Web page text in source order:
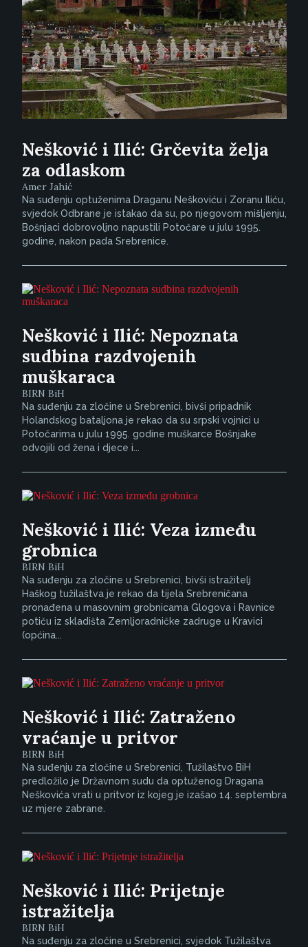
Nešković i Ilić: Grčevita želja
za odlaskom
Amer Jahić
Na suđenju optuženima Draganu Neškoviću i Zoranu Iliću,
svjedok Odbrane je istakao da su, po njegovom mišljenju,
Bošnjaci dobrovoljno napustili Potočare u julu 1995.
godine, nakon pada Srebrenice.
Nešković i Ilić: Nepoznata
sudbina razdvojenih
muškaraca
BIRN BiH
Na suđenju za zločine u Srebrenici, bivši pripadnik
Holandskog bataljona je rekao da su srpski vojnici u
Potočarima u julu 1995. godine muškarce Bošnjake
odvojili od žena i djece i...
Nešković i Ilić: Veza između
grobnica
BIRN BiH
Na suđenju za zločine u Srebrenici, bivši istražitelj
Haškog tužilaštva je rekao da tijela Srebreničana
pronađena u masovnim grobnicama Glogova i Ravnice
potiču iz skladišta Zemljoradničke zadruge u Kravici
(općina...
Nešković i Ilić: Zatraženo
vraćanje u pritvor
BIRN BiH
Na suđenju za zločine u Srebrenici, Tužilaštvo BiH
predložilo je Državnom sudu da optuženog Dragana
Neškovića vrati u pritvor iz kojeg je izašao 14. septembra
uz mjere zabrane.
Nešković i Ilić: Prijetnje
istražitelja
BIRN BiH
Na suđenju za zločine u Srebrenici, svjedok Tužilaštva